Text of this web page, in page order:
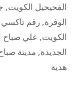
الفحيحيل الكويت,
الوفرة, رقم تاكسي
الكويت, علي صباح
الجديدة, مدينة
هدية